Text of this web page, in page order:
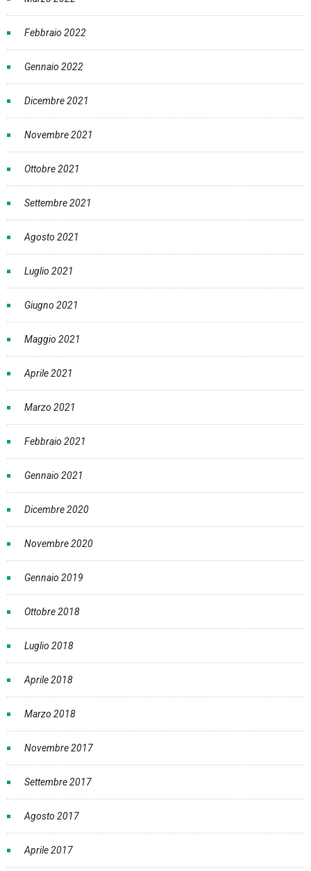
Febbraio 2022
Gennaio 2022
Dicembre 2021
Novembre 2021
Ottobre 2021
Settembre 2021
Agosto 2021
Luglio 2021
Giugno 2021
Maggio 2021
Aprile 2021
Marzo 2021
Febbraio 2021
Gennaio 2021
Dicembre 2020
Novembre 2020
Gennaio 2019
Ottobre 2018
Luglio 2018
Aprile 2018
Marzo 2018
Novembre 2017
Settembre 2017
Agosto 2017
Aprile 2017